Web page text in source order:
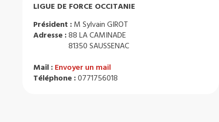
LIGUE DE FORCE OCCITANIE
Président : M Sylvain GIROT
Adresse :88 LA CAMINADE
81350 SAUSSENAC
Mail : Envoyer un mail
Téléphone :0771756018